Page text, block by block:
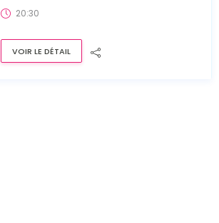
20:30
VOIR LE DÉTAIL